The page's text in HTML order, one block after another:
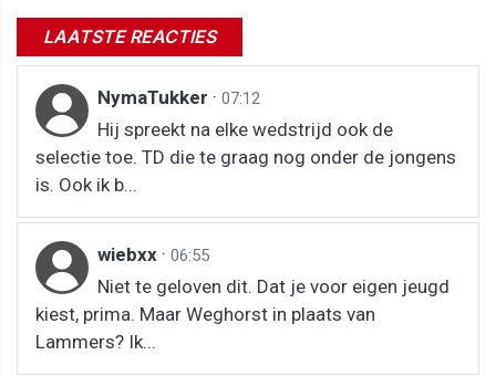
LAATSTE REACTIES
NymaTukker · 07:12
Hij spreekt na elke wedstrijd ook de
selectie toe. TD die te graag nog onder de jongens
is. Ook ik b...
wiebxx · 06:55
Niet te geloven dit. Dat je voor eigen jeugd
kiest, prima. Maar Weghorst in plaats van
Lammers? Ik...